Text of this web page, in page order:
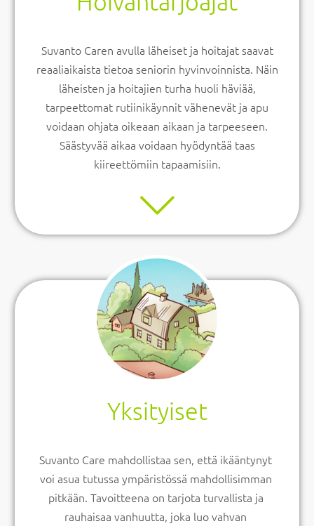
Suvanto Caren avulla läheiset ja hoitajat saavat
reaaliaikaista tietoa seniorin hyvinvoinnista. Näin
läheisten ja hoitajien turha huoli häviää,
tarpeettomat rutiinikäynnit vähenevät ja apu
voidaan ohjata oikeaan aikaan ja tarpeeseen.
Säästyvää aikaa voidaan hyödyntää taas
kiireettömiin tapaamisiin.
Yksityiset
Suvanto Care mahdollistaa sen, että ikääntynyt
voi asua tutussa ympäristössä mahdollisimman
pitkään. Tavoitteena on tarjota turvallista ja
rauhaisaa vanhuutta, joka luo vahvan